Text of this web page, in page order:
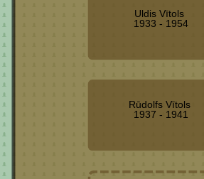
Uldis Vītols
1933 - 1954
Rūdolfs Vītols
1937 - 1941